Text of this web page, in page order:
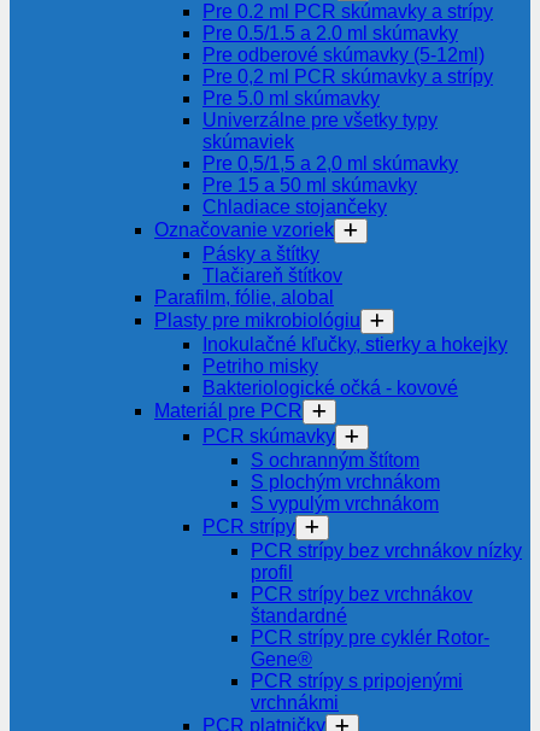
Pre 0.2 ml PCR skúmavky a strípy
Pre 0.5/1.5 a 2.0 ml skúmavky
Pre odberové skúmavky (5-12ml)
Pre 0,2 ml PCR skúmavky a strípy
Pre 5.0 ml skúmavky
Univerzálne pre všetky typy
skúmaviek
Pre 0,5/1,5 a 2,0 ml skúmavky
Pre 15 a 50 ml skúmavky
Chladiace stojančeky
Označovanie vzoriek
Pásky a štítky
Tlačiareň štítkov
Parafilm, fólie, alobal
Plasty pre mikrobiológiu
Inokulačné kľučky, stierky a hokejky
Petriho misky
Bakteriologické očká - kovové
Materiál pre PCR
PCR skúmavky
S ochranným štítom
S plochým vrchnákom
S vypulým vrchnákom
PCR strípy
PCR strípy bez vrchnákov nízky
profil
PCR strípy bez vrchnákov
štandardné
PCR strípy pre cyklér Rotor-
Gene®
PCR strípy s pripojenými
vrchnákmi
PCR platničky